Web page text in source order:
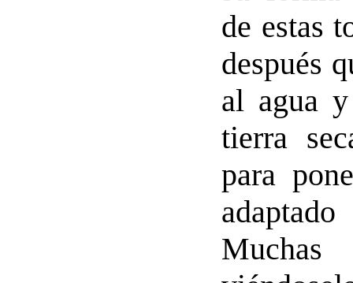
de estas
después
al agua
tierra
para